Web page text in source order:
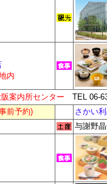
内
阪案内所センター TEL 06-
前予約)
さかい
与謝野